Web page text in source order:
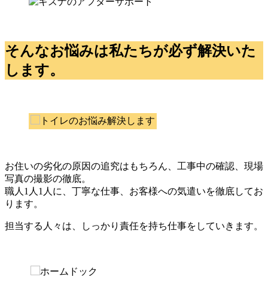
そんなお悩みは私たちが必ず解決いた
します。
お住いの劣化の原因の追究はもちろん、工事中の確認、現場
写真の撮影の徹底。
職人1人1人に、丁寧な仕事、お客様への気遣いを徹底してお
ります。
担当する人々は、しっかり責任を持ち仕事をしていきます。